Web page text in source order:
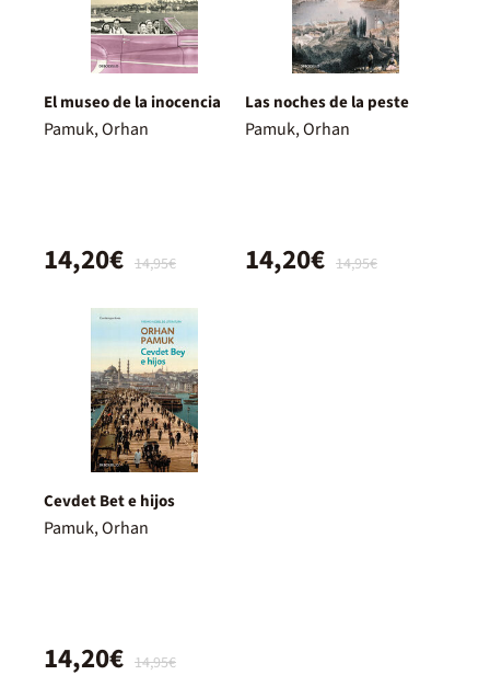
El museo de la inocencia
Pamuk, Orhan
14,95€
14,20€
Las noches de la peste
Pamuk, Orhan
14,95€
14,20€
Cevdet Bet e hijos
Pamuk, Orhan
14,95€
14,20€